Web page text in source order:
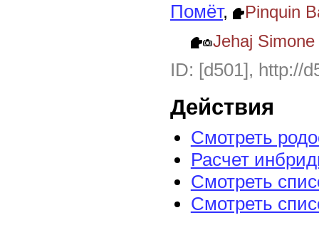
Помёт,
Pinquin
Jehaj Simone
ID: [d501], http://
Действия
Смотреть
Расчет
Смотреть
Смотреть